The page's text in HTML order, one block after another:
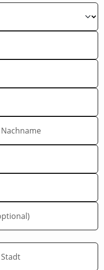
Nachname
Stadt